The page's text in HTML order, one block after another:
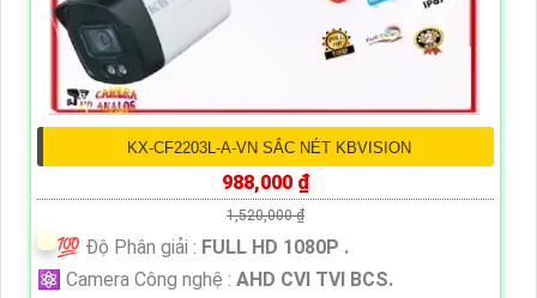
KX-CF2203L-A-VN SẮC NÉT KBVISION
988,000 ₫
1,520,000 ₫
💯 Độ Phân giải : FULL HD 1080P .
⚛️ Camera Công nghệ : AHD CVI TVI BCS.